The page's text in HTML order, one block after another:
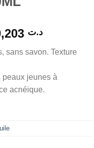
د.ت 56,000.
د.تLe
actuel
sans savon. Texture
peaux jeunes à
acnéique.